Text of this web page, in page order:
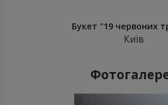
Букет "19 червоних
Київ